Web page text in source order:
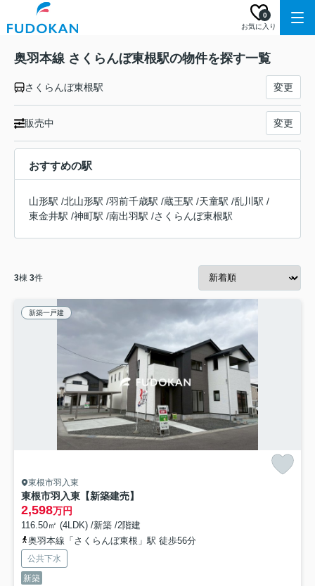
お気に入り
0
奥羽本線 さくらんぼ東根駅の物件を探す一覧
さくらんぼ東根駅 変更
販売中 変更
おすすめの駅
山形駅 /北山形駅 /羽前千歳駅 /蔵王駅 /天童駅 /乱川駅 /
東金井駅 /神町駅 /南出羽駅 /さくらんぼ東根駅
3棟 3件
新築一戸建
東根市羽入東
東根市羽入東【新築建売】
2,598万円
116.50㎡ (4LDK) /新築 /2階建
奥羽本線「さくらんぼ東根」駅 徒歩56分
公共下水
新築